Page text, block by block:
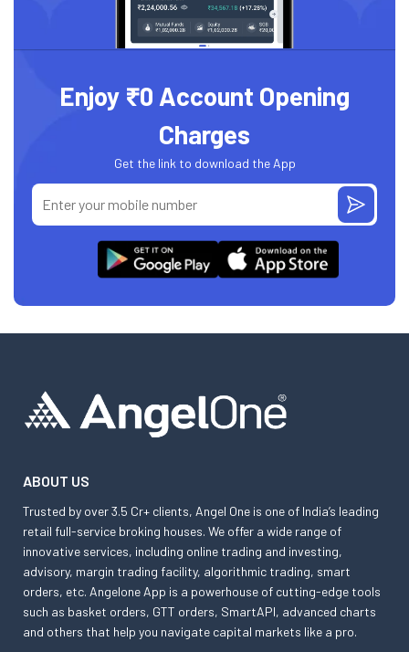
Enjoy ₹0 Account Opening
Charges
Get the link to download the App
ABOUT US
Trusted by over 3.5 Cr+ clients, Angel One is one of India’s leading
retail full-service broking houses. We offer a wide range of
innovative services, including online trading and investing,
advisory, margin trading facility, algorithmic trading, smart
orders, etc. Angelone App is a powerhouse of cutting-edge tools
such as basket orders, GTT orders, SmartAPI, advanced charts
and others that help you navigate capital markets like a pro.